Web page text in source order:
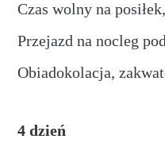
Czas wolny na
Przejazd na nocleg
Obiadokolacja,
4 dzień